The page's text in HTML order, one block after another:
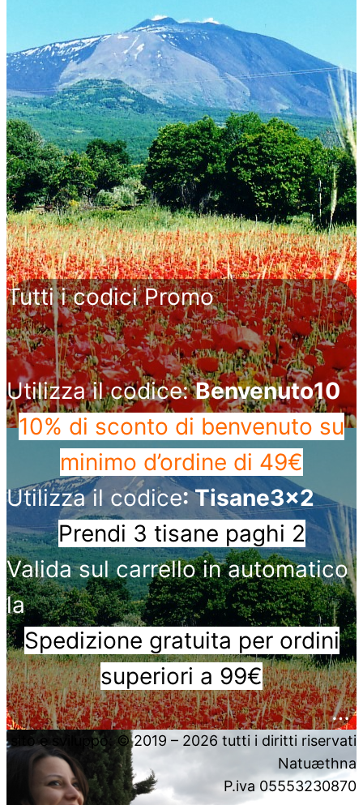
Tutti i codici Promo
Utilizza il codice:Benvenuto10
10% di sconto di benvenuto su
minimo d’ordine di 49€
Utilizza il codice: Tisane3x2
Prendi 3 tisane paghi 2
Valida sul carrello in automatico
la
Spedizione gratuita per ordini
superiori a 99€
….
sito e sviluppo: © 2019 – 2026 tutti i diritti riservati
Natuæthna
P.iva 05553230870